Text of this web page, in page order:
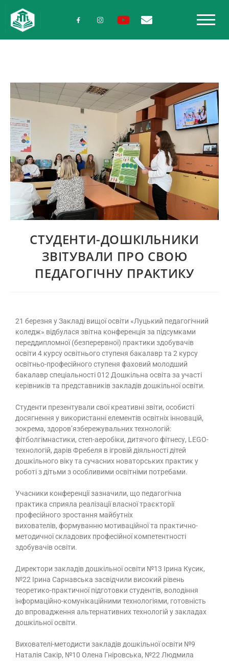
СТУДЕНТИ-ДОШКІЛЬНИКИ
ЗВІТУВАЛИ ПРО СВОЮ
ПЕДАГОГІЧНУ ПРАКТИКУ
21 березня у Закладі вищої освіти «Луцький педагогічний
коледж» відбулася звітна конференція за підсумками
переддипломної (безперервної) практики здобувачів
освіти 4 курсу освітнього ступеня бакалавр та 2 курсу
освітньо-професійного ступеня фаховий молодший
бакалавр спеціальності 012 Дошкільна освіта за участі
керівників та представників закладів дошкільної освіти.
Студенти презентували свої креативні звіти, особисті
досягнення у використанні елементів освітніх інновацій,
зокрема, здоров’язбережувальних технологій:
фітболгімнастики, степ-аеробіки, дитячого фітнесу, LEGO-
технологій, дарів Фребеля в ігровій діяльності дітей
дошкільного віку та сучасних новаторських практик у
роботі з дітьми з особливими освітніми потребами.
Учасники конференції зазначили, що педагогічна
практика сприяла реалізації власної траєкторії
професійного зростання майбутніх
вихователів, формуванню мотиваційної та практично-
методичної складових професійної компетентності
здобувачів освіти.
Директори закладів дошкільної освіти №13 Ірина Кусик,
№22 Ірина Сарнавська засвідчили високий рівень
теоретико-практичної підготовки студентів, володіння
інформаційно-комунікаційними технологіями, готовність
до впровадження альтернативних технологій у закладах
дошкільної освіти.
Вихователі-методисти закладів дошкільної освіти №9
Наталія Сакір, №10 Олена Гніровська, №22 Людмила